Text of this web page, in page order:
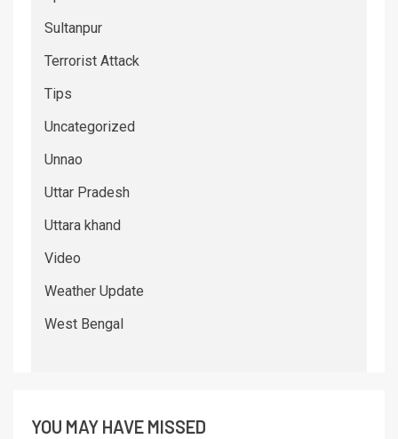
Sultanpur
Terrorist Attack
Tips
Uncategorized
Unnao
Uttar Pradesh
Uttara khand
Video
Weather Update
West Bengal
YOU MAY HAVE MISSED